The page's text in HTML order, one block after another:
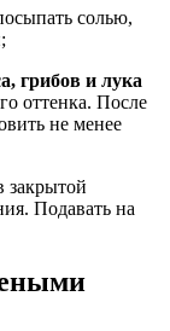
солью,
грибов и лука
оттенка. После
не менее
закрытой
Подавать на